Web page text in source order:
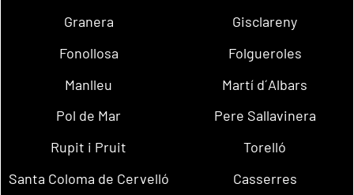
Granera
Gisclareny
Fonollosa
Folgueroles
Manlleu
Martí d´Albars
Pol de Mar
Pere Sallavinera
Rupit i Pruit
Torelló
Santa Coloma de Cervelló
Casserres